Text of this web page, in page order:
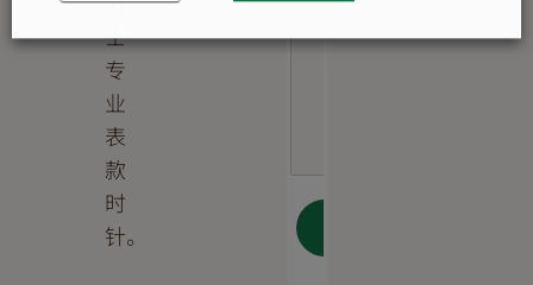
士
专
业
表
款
时
针。